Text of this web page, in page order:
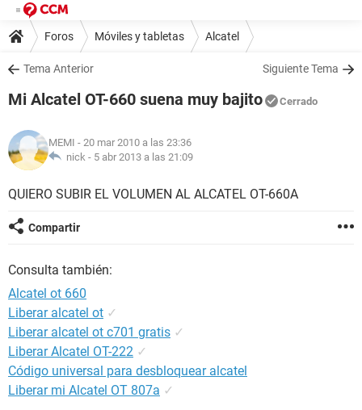
Foros Móviles y tabletas Alcatel
Tema Anterior Siguiente Tema
Mi Alcatel OT-660 suena muy bajito Cerrado
MEMI - 20 mar 2010 a las 23:36
nick - 5 abr 2013 a las 21:09
QUIERO SUBIR EL VOLUMEN AL ALCATEL OT-660A
Compartir
Consulta también:
Alcatel ot 660
Liberar alcatel ot ✓
Liberar alcatel ot c701 gratis ✓
Liberar Alcatel OT-222 ✓
Código universal para desbloquear alcatel
Liberar mi Alcatel OT 807a ✓